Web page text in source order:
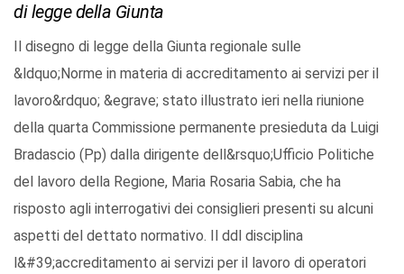
di legge della Giunta
Il disegno di legge della Giunta regionale sulle
&ldquo;Norme in materia di accreditamento ai servizi per il
lavoro&rdquo; &egrave; stato illustrato ieri nella riunione
della quarta Commissione permanente presieduta da Luigi
Bradascio (Pp) dalla dirigente dell&rsquo;Ufficio Politiche
del lavoro della Regione, Maria Rosaria Sabia, che ha
risposto agli interrogativi dei consiglieri presenti su alcuni
aspetti del dettato normativo. Il ddl disciplina
l&#39;accreditamento ai servizi per il lavoro di operatori